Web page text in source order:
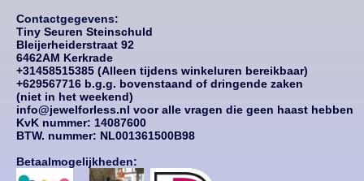
Contactgegevens:
Tiny Seuren Steinschuld
Bleijerheiderstraat 92
6462AM Kerkrade
+31458515385 (Alleen tijdens winkeluren bereikbaar)
+629567716 b.g.g. bovenstaand of dringende zaken
(niet in het weekend)
info@jewelforless.nl voor alle vragen die geen haast hebben
KvK nummer: 14087600
BTW. nummer: NL001361500B98
Betaalmogelijkheden: